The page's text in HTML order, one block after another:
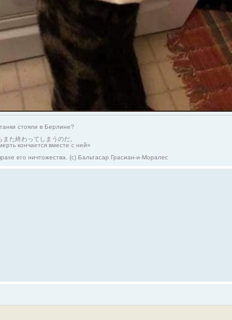
стояли в Берлине?
た終わってしまうのだ。
кончается вместе с ней»
его ничтожества. (с) Бальтасар Грасиан-и-Моралес